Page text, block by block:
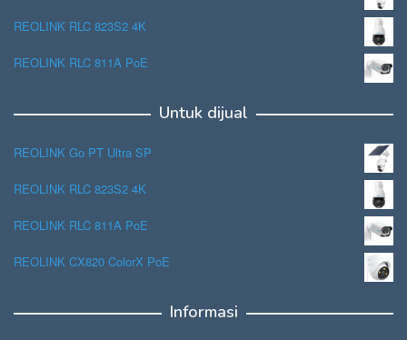
REOLINK RLC 823S2 4K
REOLINK RLC 811A PoE
Untuk dijual
REOLINK Go PT Ultra SP
REOLINK RLC 823S2 4K
REOLINK RLC 811A PoE
REOLINK CX820 ColorX PoE
Informasi